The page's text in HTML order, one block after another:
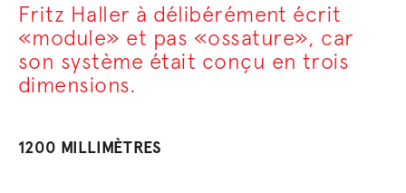
Fritz Haller à délibérément écrit
«module» et pas «ossature», car
son système était conçu en trois
dimensions.
1200 MILLIMÈTRES